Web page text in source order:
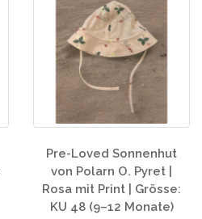
Pre-Loved Sonnenhut
von Polarn O. Pyret |
Rosa mit Print | Grösse:
KU 48 (9–12 Monate)